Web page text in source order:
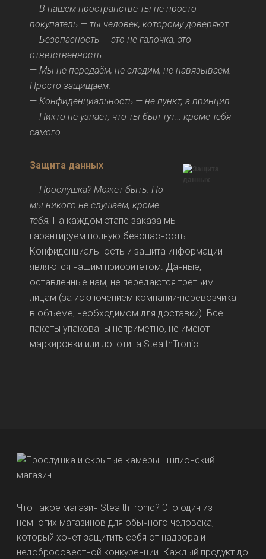
— В нашем пространстве ты не просто
покупатель — ты человек, которому доверяют.
— Безопасность — это не галочка, это
ответственность.
— Мы не передаём, не следим, не навязываем.
Просто защищаем.
— Конфиденциальность — не пункт, а принцип.
— Никто не узнает, что ты был тут… кроме тебя
самого.
Защита данных
— Прослушка? Может быть. Но
мы никого не слушаем, кроме
тебя. На каждом этапе заказа мы
гарантируем полную безопасность.
Конфиденциальность и защита информации
являются нашим приоритетом. Данные,
оставленные нам, не передаются третьим
лицам (за исключением компании-перевозчика
в объеме, необходимом для доставки). Все
пакеты упакованы неприметно, не имеют
маркировки или логотипа StealthTronic.
Что такое магазин StealthTronic? Это один из
немногих магазинов для обычного человека,
который хочет защитить себя от надзора и
недобросовестной конкуренции. Каждый продукт до